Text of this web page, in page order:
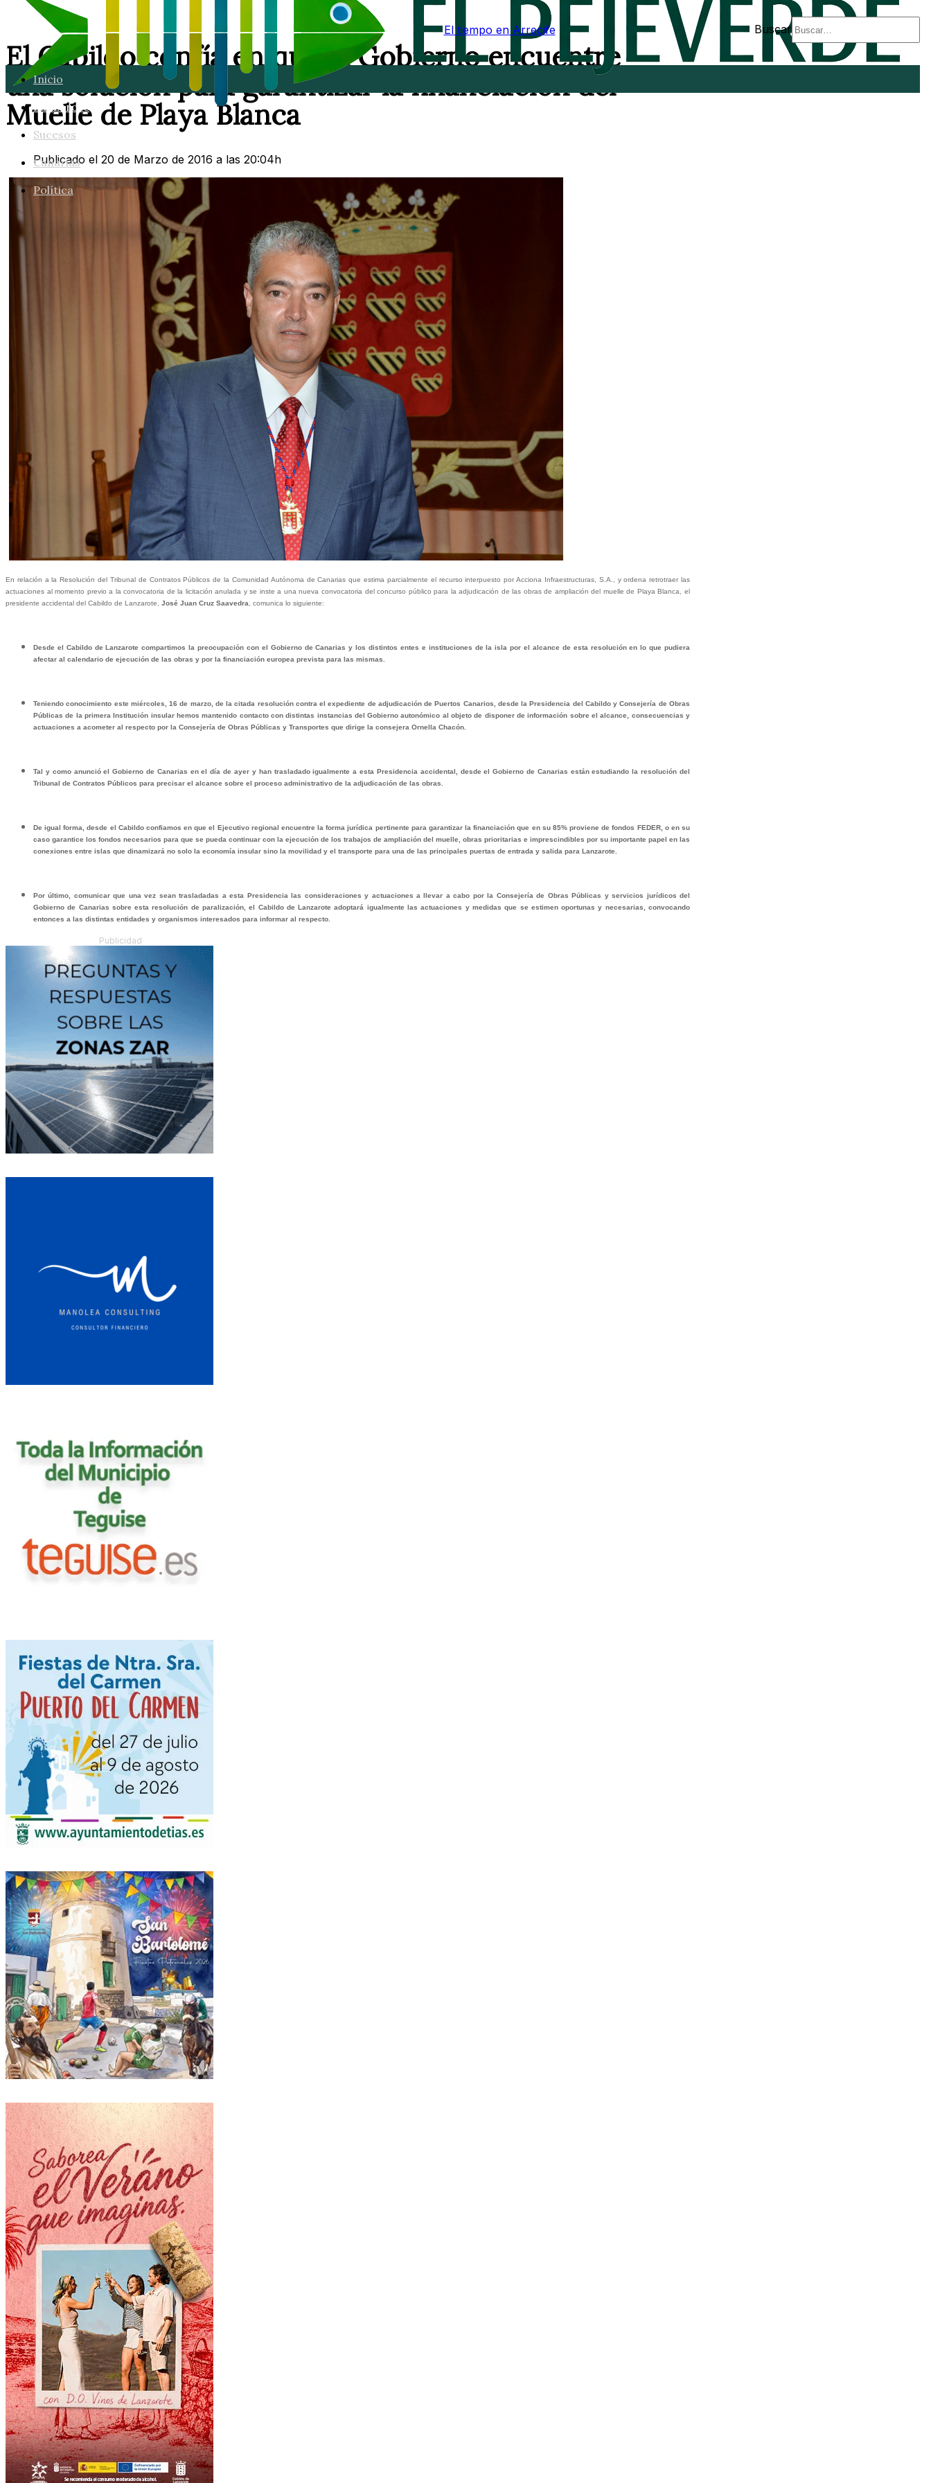
El tiempo en Arrecife Buscar
Inicio
Lanzarote
Sucesos
Canarias
Política
El Cabildo confía en que el Gobierno encuentre
una solución para garantizar la financiación del
Muelle de Playa Blanca
Publicado el 20 de Marzo de 2016 a las 20:04h
En relación a la Resolución del Tribunal de Contratos Públicos de la Comunidad Autónoma de Canarias que estima parcialmente el recurso interpuesto por Acciona Infraestructuras, S.A., y ordena retrotraer las
actuaciones al momento previo a la convocatoria de la licitación anulada y se inste a una nueva convocatoria del concurso público para la adjudicación de las obras de ampliación del muelle de Playa Blanca, el
presidente accidental del Cabildo de Lanzarote, José Juan Cruz Saavedra, comunica lo siguiente:
Desde el Cabildo de Lanzarote compartimos la preocupación con el Gobierno de Canarias y los distintos entes e instituciones de la isla por el alcance de esta resolución en lo que pudiera
afectar al calendario de ejecución de las obras y por la financiación europea prevista para las mismas.
Teniendo conocimiento este miércoles, 16 de marzo, de la citada resolución contra el expediente de adjudicación de Puertos Canarios, desde la Presidencia del Cabildo y Consejería de Obras
Públicas de la primera Institución insular hemos mantenido contacto con distintas instancias del Gobierno autonómico al objeto de disponer de información sobre el alcance, consecuencias y
actuaciones a acometer al respecto por la Consejería de Obras Públicas y Transportes que dirige la consejera Ornella Chacón.
Tal y como anunció el Gobierno de Canarias en el día de ayer y han trasladado igualmente a esta Presidencia accidental, desde el Gobierno de Canarias están estudiando la resolución del
Tribunal de Contratos Públicos para precisar el alcance sobre el proceso administrativo de la adjudicación de las obras.
De igual forma, desde el Cabildo confiamos en que el Ejecutivo regional encuentre la forma jurídica pertinente para garantizar la financiación que en su 85% proviene de fondos FEDER, o en su
caso garantice los fondos necesarios para que se pueda continuar con la ejecución de los trabajos de ampliación del muelle, obras prioritarias e imprescindibles por su importante papel en las
conexiones entre islas que dinamizará no solo la economía insular sino la movilidad y el transporte para una de las principales puertas de entrada y salida para Lanzarote.
Por último, comunicar que una vez sean trasladadas a esta Presidencia las consideraciones y actuaciones a llevar a cabo por la Consejería de Obras Públicas y servicios jurídicos del
Gobierno de Canarias sobre esta resolución de paralización, el Cabildo de Lanzarote adoptará igualmente las actuaciones y medidas que se estimen oportunas y necesarias, convocando
entonces a las distintas entidades y organismos interesados para informar al respecto.
Publicidad